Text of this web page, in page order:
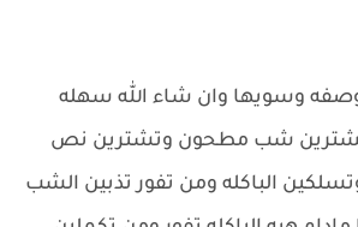
وسويها وان شاء الله سهله
شب مطحون وتشترين نص
الباكله ومن تفور تذبين الشب